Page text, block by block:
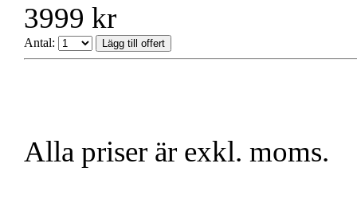
3999 kr
Antal:
Alla priser är exkl. moms.